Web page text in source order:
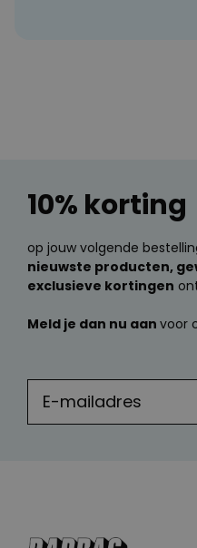
10% korting
op jouw volgende
nieuwste producten,
exclusieve kortingen
Meld je dan nu aan voor